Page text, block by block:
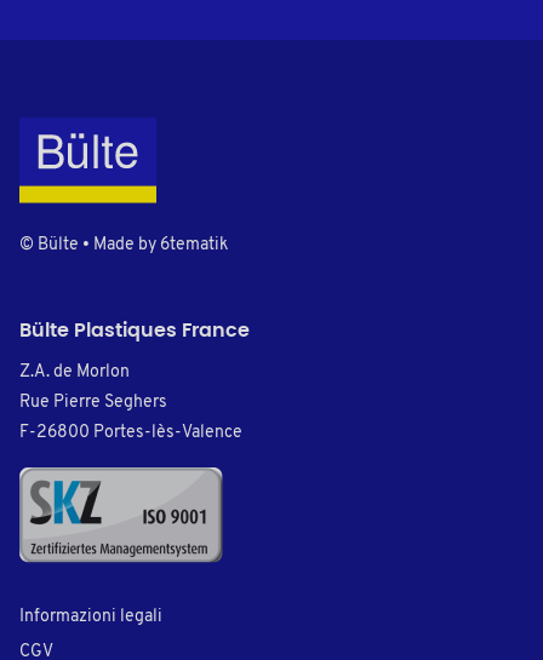
© Bülte • Made by 6tematik
Bülte Plastiques France
Z.A. de Morlon
Rue Pierre Seghers
F-26800 Portes-lès-Valence
Informazioni legali
CGV